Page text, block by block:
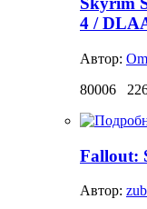
4 /
Автор:
80006
Fallout:
Автор: